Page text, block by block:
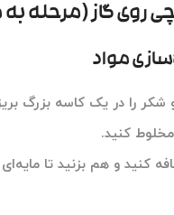
روی گاز (مرحله
شکر را در یک کاسه بزرگ
کنید.
کنید و هم بزنید تا